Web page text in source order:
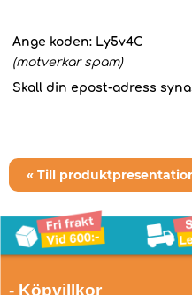
Ange koden: Ly5v4C
(motverkar spam)
Skall din epost-adress
« Till
- Köpvillkor